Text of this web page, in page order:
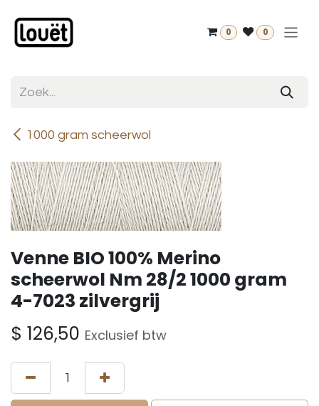
0 0
1000 gram scheerwol
Venne BIO 100% Merino
scheerwol Nm 28/2 1000 gram
4-7023 zilvergrij
$ 126,50 Exclusief btw